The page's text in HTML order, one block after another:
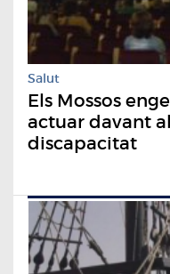
Salut
Els Mossos
actuar davant
discapacitat